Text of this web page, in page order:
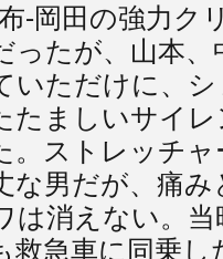
-岡田の強力ク
ったが、山本
いただけに、
ましいサイ
。ストレッチ
な男だが、痛
は消えない。
救急車に同乗